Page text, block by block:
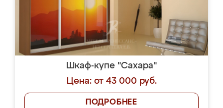
Шкаф-купе "Сахара"
Цена: от 43 000 руб.
ПОДРОБНЕЕ